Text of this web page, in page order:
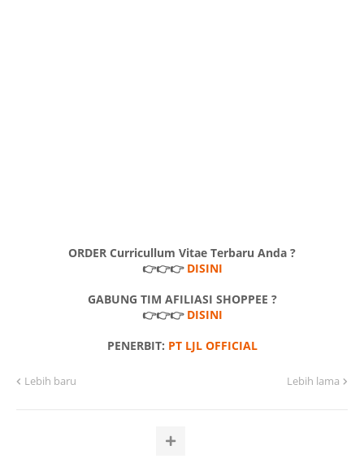
ORDER Curricullum Vitae Terbaru Anda ?
👉👉👉 DISINI
GABUNG TIM AFILIASI SHOPPEE ?
👉👉👉 DISINI
PENERBIT: PT LJL OFFICIAL
Lebih baru Lebih lama